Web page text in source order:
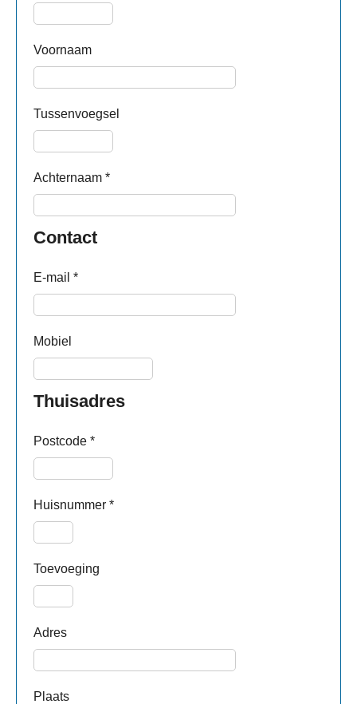
Voornaam
Tussenvoegsel
Achternaam *
Contact
E-mail *
Mobiel
Thuisadres
Postcode *
Huisnummer *
Toevoeging
Adres
Plaats